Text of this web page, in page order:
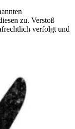
zu. Verstoß
verfolgt und